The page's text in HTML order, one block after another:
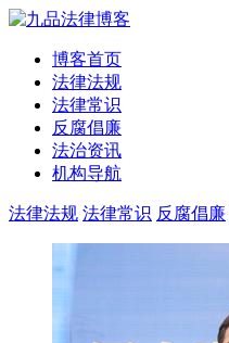
博客首页
法律法规
法律常识
反腐倡廉
法治资讯
机构导航
法律法规 法律常识 反腐倡廉